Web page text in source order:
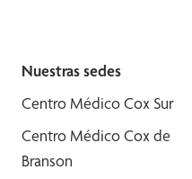
Nuestras sedes
Centro Médico Cox Sur
Centro Médico Cox de
Branson